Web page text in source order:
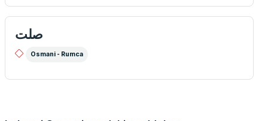
صلت
Osmani - Rumca